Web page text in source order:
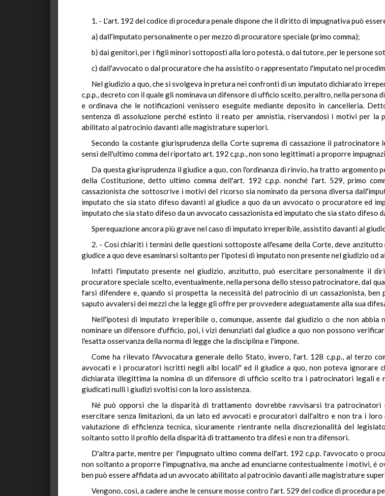
1. - L'art. 192 del codice di procedura penale dispone che il diritto di impugnativa può
a) dall'imputato personalmente o per mezzo di procuratore speciale (primo comma);
b) dai genitori, per i figli minori sottoposti alla loro potestà, o dal tutore, per le persone
c) dall'avvocato o dal procuratore che ha assistito o rappresentato l'imputato nel
Nel giudizio a quo, che si svolgeva in pretura nei confronti di un imputato dichiarato
c.p.p., decreto con il quale gli nominava un difensore di ufficio scelto, peraltro, nella
e ordinava che le notificazioni venissero eseguite mediante deposito in cancelleria.
sentenza di assoluzione perché estinto il reato per amnistia, riservandosi i motivi per la
abilitato al patrocinio davanti alle magistrature superiori.
Secondo la costante giurisprudenza della Corte suprema di cassazione il
sensi dell'ultimo comma del riportato art. 192 c.p.p., non sono legittimati a proporre
Da questa giurisprudenza il giudice a quo, con l'ordinanza di rinvio, ha tratto argomento
della Costituzione, detto ultimo comma dell'art. 192 c.p.p. nonché l'art. 529, primo
cassazionista che sottoscrive i motivi del ricorso sia nominato da persona diversa
imputato che sia stato difeso davanti al giudice a quo da un avvocato o procuratore ed
imputato che sia stato difeso da un avvocato cassazionista ed imputato che sia stato difeso
Sperequazione ancora più grave nel caso di imputato irreperibile, assistito davanti al
2. - Così chiariti i termini delle questioni sottoposte all'esame della Corte, deve
giudice a quo deve esaminarsi soltanto per l'ipotesi di imputato non presente nel giudizio od
Infatti l'imputato presente nel giudizio, anzitutto, può esercitare personalmente il
procuratore speciale scelto, eventualmente, nella persona dello stesso patrocinatore, dal
farsi difendere e, quando si prospetta la necessità del patrocinio di un cassazionista,
saputo avvalersi dei mezzi che la legge gli offre per provvedere adeguatamente alla sua
Nell'ipotesi di imputato irreperibile o, comunque, assente dal giudizio o che non
nominare un difensore d'ufficio, poi, i vizi denunziati dal giudice a quo non possono
l'esatta osservanza della norma di legge che la disciplina e l'impone.
Come ha rilevato l'Avvocatura generale dello Stato, invero, l'art. 128 c.p.p., al terzo
avvocati e i procuratori iscritti negli albi locali" ed il giudice a quo, non poteva ignorare
dichiarata illegittima la nomina di un difensore di ufficio scelto tra i patrocinatori legali e
giudicati nulli i giudizi svoltisi con la loro assistenza.
Né può opporsi che la disparità di trattamento dovrebbe ravvisarsi tra patrocinatori
esercitare senza limitazioni, da un lato ed avvocati e procuratori dall'altro e non tra i
valutazione di efficienza tecnica, sicuramente rientrante nella discrezionalità del
soltanto sotto il profilo della disparità di trattamento tra difesi e non tra difensori.
D'altra parte, mentre per l'impugnato ultimo comma dell'art. 192 c.p.p. l'avvocato o
non soltanto a proporre l'impugnativa, ma anche ad enunciarne contestualmente i motivi, é
ben può essere affidata ad un avvocato abilitato al patrocinio davanti alle magistrature
Vengono, così, a cadere anche le censure mosse contro l'art. 529 del codice di procedura